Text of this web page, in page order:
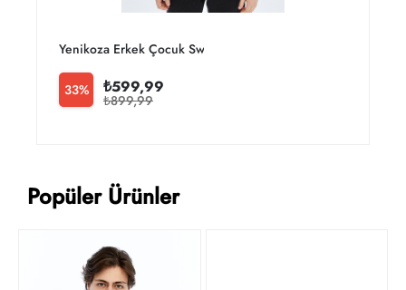
Yenikoza Erkek Çocuk Sweat Takım
33% ₺599,99
₺899,99
Popüler Ürünler